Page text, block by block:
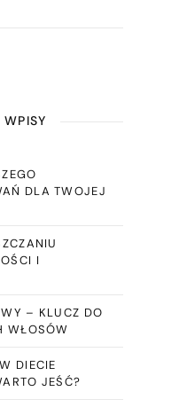
DLA TWOJEJ
I
– KLUCZ DO
WŁOSÓW
DIECIE
JEŚĆ?